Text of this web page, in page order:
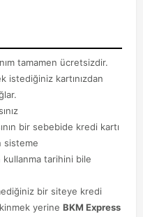
tamamen ücretsizdir.
istediğiniz kartınızdan
bir sebebide kredi kartı
sisteme
tarihini bile
bir siteye kredi
yerine BKM Express